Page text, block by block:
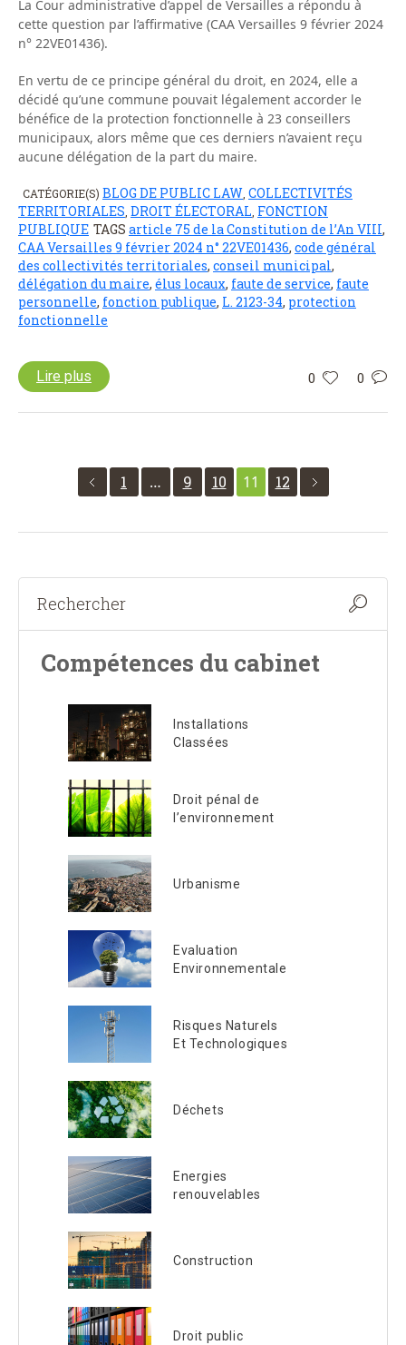
La Cour administrative d’appel de Versailles a répondu à
cette question par l’affirmative (CAA Versailles 9 février 2024
n° 22VE01436).
En vertu de ce principe général du droit, en 2024, elle a
décidé qu’une commune pouvait légalement accorder le
bénéfice de la protection fonctionnelle à 23 conseillers
municipaux, alors même que ces derniers n’avaient reçu
aucune délégation de la part du maire.
CATÉGORIE(S) BLOG DE PUBLIC LAW, COLLECTIVITÉS
TERRITORIALES, DROIT ÉLECTORAL, FONCTION
PUBLIQUE TAGS article 75 de la Constitution de l’An VIII,
CAA Versailles 9 février 2024 n° 22VE01436, code général
des collectivités territoriales, conseil municipal,
délégation du maire, élus locaux, faute de service, faute
personnelle, fonction publique, L. 2123-34, protection
fonctionnelle
0 0
Lire plus
1 … 9 10 11 12
Compétences du cabinet
Installations
Classées
Droit pénal de
l’environnement
Urbanisme
Evaluation
Environnementale
Risques Naturels
Et Technologiques
Déchets
Energies
renouvelables
Construction
Droit public